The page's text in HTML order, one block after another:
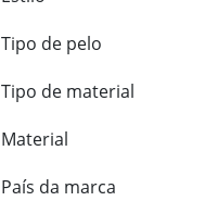
Tipo de pelo
Tipo de material
Material
País da marca